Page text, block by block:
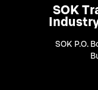
SOK
SOK P.O.